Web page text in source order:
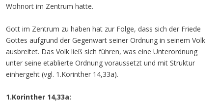
Wohnort im Zentrum hatte.
Gott im Zentrum zu haben hat zur Folge, dass sich der Friede
Gottes aufgrund der Gegenwart seiner Ordnung in seinem Volk
ausbreitet. Das Volk ließ sich führen, was eine Unterordnung
unter seine etablierte Ordnung voraussetzt und mit Struktur
einhergeht (vgl. 1.Korinther 14,33a).
1.Korinther 14,33a: